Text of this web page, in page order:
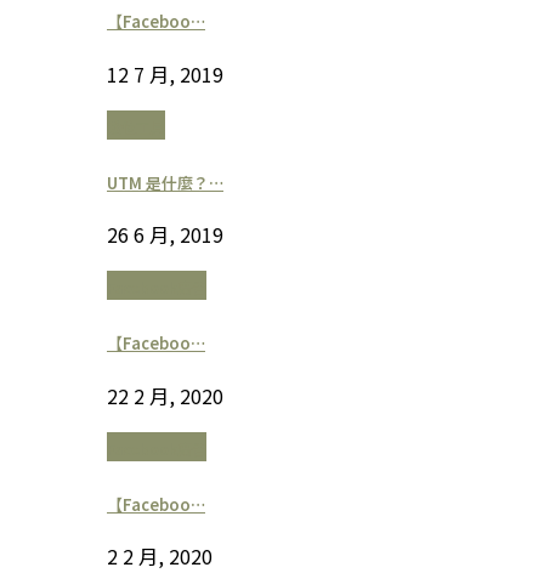
【Faceboo…
12 7 月, 2019
UTM 是什麼？…
26 6 月, 2019
【Faceboo…
22 2 月, 2020
【Faceboo…
2 2 月, 2020